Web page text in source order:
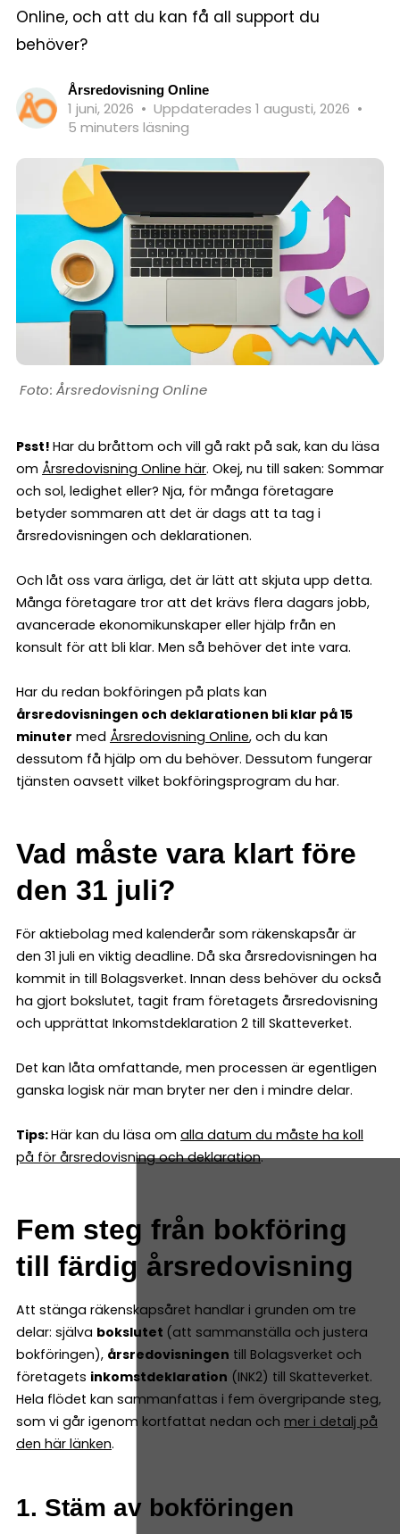
Online, och att du kan få all support du
behöver?
Årsredovisning Online
1 juni, 2026 • Uppdaterades 1 augusti, 2026 •
5 minuters läsning
Årsredovisning Online
Psst! Har du bråttom och vill gå rakt på sak, kan du läsa
om Årsredovisning Online här. Okej, nu till saken: Sommar
och sol, ledighet eller? Nja, för många företagare
betyder sommaren att det är dags att ta tag i
årsredovisningen och deklarationen.
Och låt oss vara ärliga, det är lätt att skjuta upp detta.
Många företagare tror att det krävs flera dagars jobb,
avancerade ekonomikunskaper eller hjälp från en
konsult för att bli klar. Men så behöver det inte vara.
Har du redan bokföringen på plats kan
årsredovisningen och deklarationen bli klar på 15
minuter med Årsredovisning Online, och du kan
dessutom få hjälp om du behöver. Dessutom fungerar
tjänsten oavsett vilket bokföringsprogram du har.
Vad måste vara klart före
den 31 juli?
För aktiebolag med kalenderår som räkenskapsår är
den 31 juli en viktig deadline. Då ska årsredovisningen ha
kommit in till Bolagsverket. Innan dess behöver du också
ha gjort bokslutet, tagit fram företagets årsredovisning
och upprättat Inkomstdeklaration 2 till Skatteverket.
Det kan låta omfattande, men processen är egentligen
ganska logisk när man bryter ner den i mindre delar.
Tips:Här kan du läsa om alla datum du måste ha koll
på för årsredovisning och deklaration.
Fem steg från bokföring
till färdig årsredovisning
Att stänga räkenskapsåret handlar i grunden om tre
delar: själva bokslutet (att sammanställa och justera
bokföringen), årsredovisningen till Bolagsverket och
företagets inkomstdeklaration (INK2) till Skatteverket.
Hela flödet kan sammanfattas i fem övergripande steg,
som vi går igenom kortfattat nedan och mer i detalj på
den här länken.
1. Stäm av bokföringen